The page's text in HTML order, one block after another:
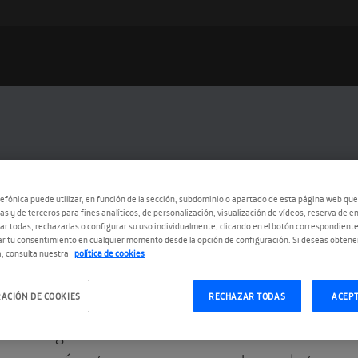
tenemos ganadores del
tenemos ganadores del concurso #MiOtroDNI!
puede utilizar, en función de la sección, subdominio o apartado de esta página web
y de terceros para fines analíticos, de personalización, visualización de vídeos, reserva de
todas, rechazarlas o configurar su uso individualmente, clicando en el botón
tu consentimiento en cualquier momento desde la opción de configuración. Si deseas
consulta nuestra política de cookies
RECHAZAR TODAS
DE COOKIES